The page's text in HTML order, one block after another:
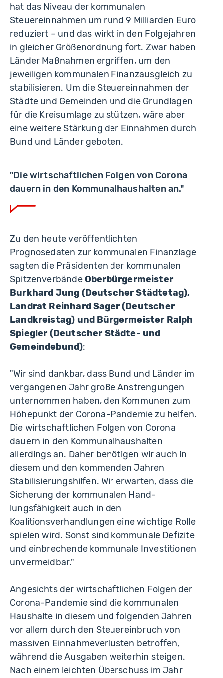
hat das Niveau der kommunalen
Steuereinnahmen um rund 9 Milliarden Euro
reduziert – und das wirkt in den Folgejahren
in gleicher Größenordnung fort. Zwar haben
Länder Maßnahmen ergriffen, um den
jeweiligen kommunalen Finanzausgleich zu
stabilisieren. Um die Steuereinnahmen der
Städte und Gemeinden und die Grundlagen
für die Kreisum­lage zu stützen, wäre aber
eine weitere Stärkung der Einnahmen durch
Bund und Länder geboten.
"Die wirtschaftlichen Folgen von Corona
dauern in den Kommunalhaushalten an."
Zu den heute veröffentlichten
Prognosedaten zur kommunalen Finanzlage
sagten die Präsidenten der kommunalen
SpitzenverbändeOberbürgermeister
Burkhard Jung (Deutscher Städtetag),
Landrat Reinhard Sager (Deutscher
Landkreistag) und Bürgermeister Ralph
Spiegler (Deutscher Städte- und
Gemeindebund):
"Wir sind dankbar, dass Bund und Länder im
vergangenen Jahr große Anstrengungen
unter­nommen haben, den Kommunen zum
Höhepunkt der Corona-Pandemie zu helfen.
Die wirtschaftlichen Folgen von Corona
dauern in den Kommunalhaushalten
allerdings an. Daher benötigen wir auch in
diesem und den kommenden Jahren
Stabilisierungshilfen. Wir erwarten, dass die
Sicherung der kommunalen Hand­
lungsfähigkeit auch in den
Koalitionsverhandlungen eine wichtige Rolle
spielen wird. Sonst sind kommunale Defizite
und einbrechende kommunale Investitionen
unvermeidbar."
Angesichts der wirtschaftlichen Folgen der
Corona-Pandemie sind die kommunalen
Haushalte in diesem und folgenden Jahren
vor allem durch den Steuereinbruch von
massiven Einnahmeverlusten betroffen,
während die Ausgaben weiterhin steigen.
Nach einem leichten Überschuss im Jahr